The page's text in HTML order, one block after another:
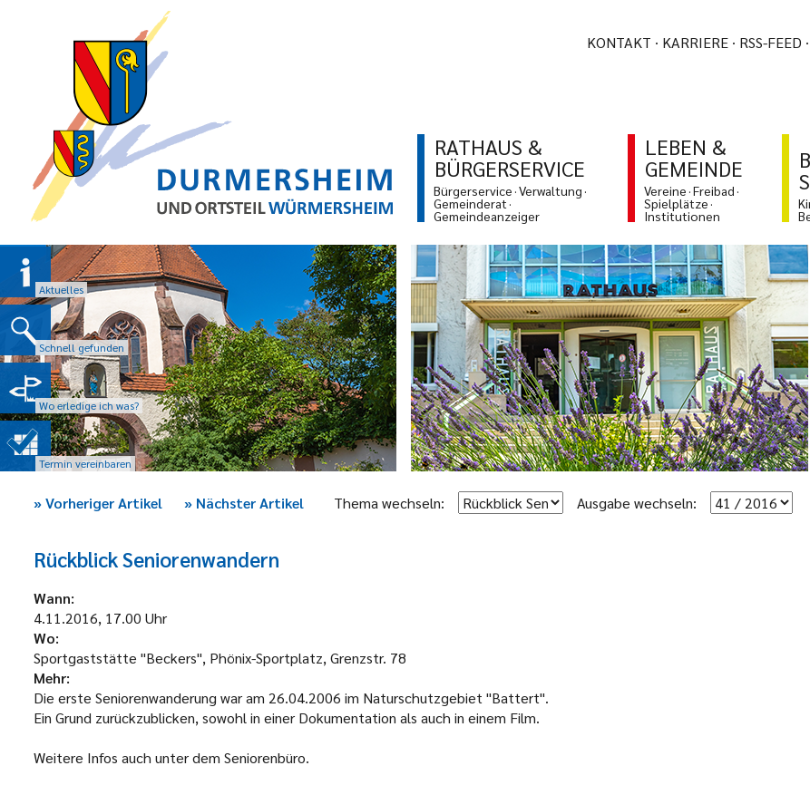
KONTAKT KARRIERE RSS-FEED
RATHAUS &
BÜRGERSERVICE
Bürgerservice Verwaltung
Gemeinderat
Gemeindeanzeiger
LEBEN &
GEMEINDE
Vereine Freibad
Spielplätze
Institutionen
Aktuelles
Schnell gefunden
Wo erledige ich was?
Termin vereinbaren
»Vorheriger Artikel » Nächster Artikel Thema wechseln: Ausgabe wechseln:
Rückblick Seniorenwandern
Wann:
4.11.2016, 17.00 Uhr
Wo:
Sportgaststätte "Beckers", Phönix-Sportplatz, Grenzstr. 78
Mehr:
Die erste Seniorenwanderung war am 26.04.2006 im Naturschutzgebiet "Battert".
Ein Grund zurückzublicken, sowohl in einer Dokumentation als auch in einem Film.
Weitere Infos auch unter dem Seniorenbüro.